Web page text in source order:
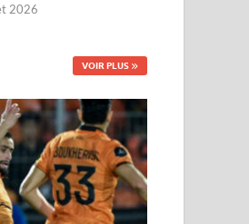
2026
VOIR PLUS